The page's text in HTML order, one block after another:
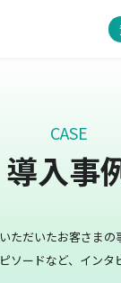
CASE
導入事
ただいたお客さまの
ソードなど、インタ